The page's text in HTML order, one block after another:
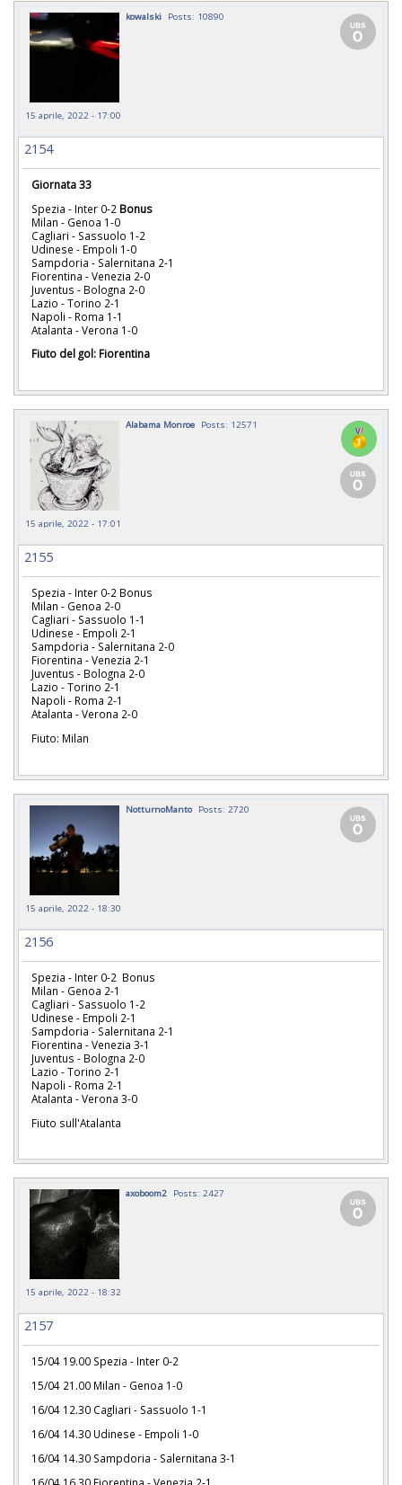
kowalski Posts: 10890
15 aprile, 2022 - 17:00
2154
Giornata 33
Spezia - Inter 0-2 Bonus
Milan - Genoa 1-0
Cagliari - Sassuolo 1-2
Udinese - Empoli 1-0
Sampdoria - Salernitana 2-1
Fiorentina - Venezia 2-0
Juventus - Bologna 2-0
Lazio - Torino 2-1
Napoli - Roma 1-1
Atalanta - Verona 1-0
Fiuto del gol: Fiorentina
Alabama Monroe Posts: 12571
15 aprile, 2022 - 17:01
2155
Spezia - Inter 0-2 Bonus
Milan - Genoa 2-0
Cagliari - Sassuolo 1-1
Udinese - Empoli 2-1
Sampdoria - Salernitana 2-0
Fiorentina - Venezia 2-1
Juventus - Bologna 2-0
Lazio - Torino 2-1
Napoli - Roma 2-1
Atalanta - Verona 2-0
Fiuto: Milan
NotturnoManto Posts: 2720
15 aprile, 2022 - 18:30
2156
Spezia - Inter 0-2 Bonus
Milan - Genoa 2-1
Cagliari - Sassuolo 1-2
Udinese - Empoli 2-1
Sampdoria - Salernitana 2-1
Fiorentina - Venezia 3-1
Juventus - Bologna 2-0
Lazio - Torino 2-1
Napoli - Roma 2-1
Atalanta - Verona 3-0
Fiuto sull'Atalanta
axoboom2 Posts: 2427
15 aprile, 2022 - 18:32
2157
15/04 19.00 Spezia - Inter 0-2
15/04 21.00 Milan - Genoa 1-0
16/04 12.30 Cagliari - Sassuolo 1-1
16/04 14.30 Udinese - Empoli 1-0
16/04 14.30 Sampdoria - Salernitana 3-1
16/04 16.30 Fiorentina - Venezia 2-1